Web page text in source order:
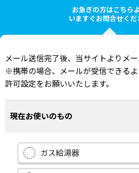
お急ぎの方はこちら
いますぐお問合せくだ
メール送信完了後、当サイトよりメー
※携帯の場合、メールが受信できる
許可設定をお願いいたします。
現在お使いのもの
ガス給湯器